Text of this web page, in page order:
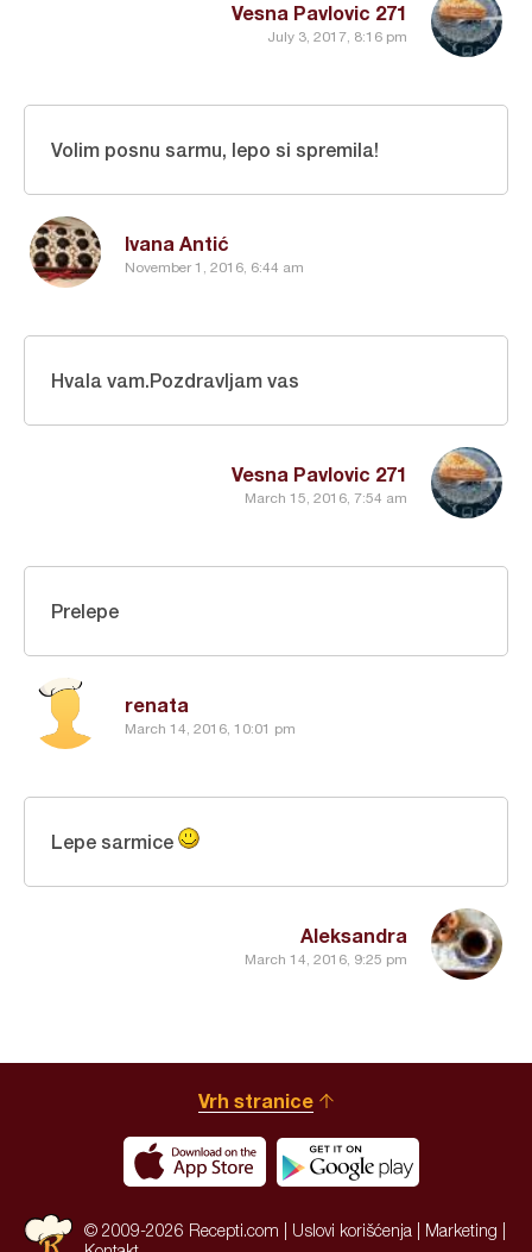
Vesna Pavlovic 271
July 3, 2017, 8:16 pm
Ivana Antić
November 1, 2016, 6:44 am
Volim posnu sarmu, lepo si spremila!
Vesna Pavlovic 271
March 15, 2016, 7:54 am
Hvala vam.Pozdravljam vas
renata
March 14, 2016, 10:01 pm
Prelepe
Aleksandra
March 14, 2016, 9:25 pm
Lepe sarmice
Vrh stranice
© 2009-2026 Recepti.com | Uslovi korišćenja Marketing